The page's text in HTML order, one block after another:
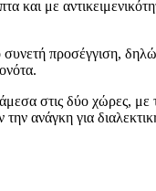
και με
προσέγγιση,
στις δύο χώρες,
ανάγκη για